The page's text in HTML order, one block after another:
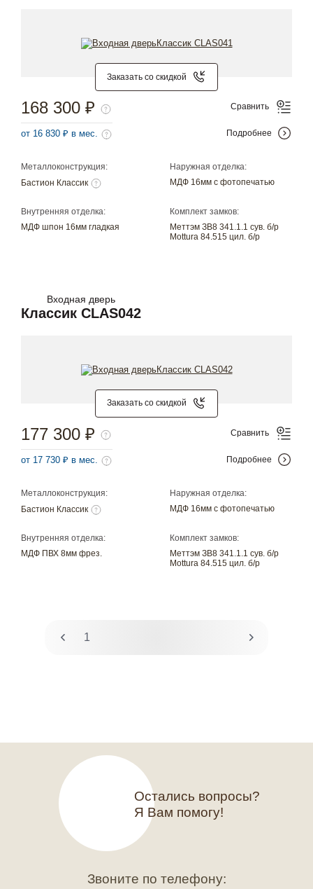
Заказать со скидкой
Металлоконструкция:
Бастион Классик
Наружная отделка:
МДФ 16мм с фотопечатью
Внутренняя отделка:
МДФ шпон 16мм гладкая
Комплект замков:
Меттэм ЗВ8 341.1.1 сув. б/р
Mottura 84.515 цил. б/р
168 300 ₽
от 16 830 ₽ в мес.
Сравнить
Подробнее
Входная дверь
Классик CLAS042
Заказать со скидкой
Металлоконструкция:
Бастион Классик
Наружная отделка:
МДФ 16мм с фотопечатью
Внутренняя отделка:
МДФ ПВХ 8мм фрез.
Комплект замков:
Меттэм ЗВ8 341.1.1 сув. б/р
Mottura 84.515 цил. б/р
177 300 ₽
от 17 730 ₽ в мес.
Сравнить
Подробнее
1 2
Остались вопросы?
Я Вам помогу!
Звоните по телефону: